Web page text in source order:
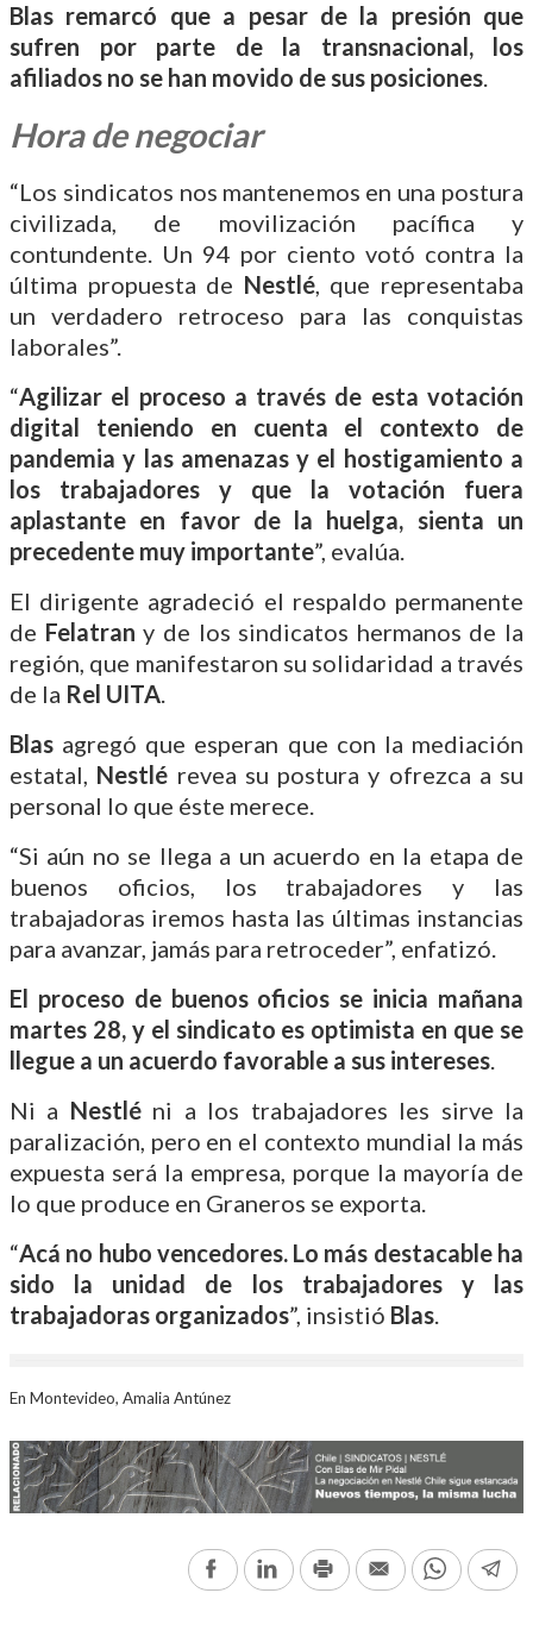
Blas remarcó que a pesar de la presión que
sufren por parte de la transnacional, los
afiliados no se han movido de sus posiciones.
Hora de negociar
“Los sindicatos nos mantenemos en una postura
civilizada, de movilización pacífica y
contundente. Un 94 por ciento votó contra la
última propuesta de Nestlé, que representaba
un verdadero retroceso para las conquistas
laborales”.
“Agilizar el proceso a través de esta votación
digital teniendo en cuenta el contexto de
pandemia y las amenazas y el hostigamiento a
los trabajadores y que la votación fuera
aplastante en favor de la huelga, sienta un
precedente muy importante”, evalúa.
El dirigente agradeció el respaldo permanente
de Felatran y de los sindicatos hermanos de la
región, que manifestaron su solidaridad a través
de la Rel UITA.
Blas agregó que esperan que con la mediación
estatal, Nestlé revea su postura y ofrezca a su
personal lo que éste merece.
“Si aún no se llega a un acuerdo en la etapa de
buenos oficios, los trabajadores y las
trabajadoras iremos hasta las últimas instancias
para avanzar, jamás para retroceder”, enfatizó.
El proceso de buenos oficios se inicia mañana
martes 28, y el sindicato es optimista en que se
llegue a un acuerdo favorable a sus intereses.
Ni a Nestléni a los trabajadores les sirve la
paralización, pero en el contexto mundial la más
expuesta será la empresa, porque la mayoría de
lo que produce en Graneros se exporta.
“Acá no hubo vencedores. Lo más destacable ha
sido la unidad de los trabajadores y las
trabajadoras organizados”, insistió Blas.
En Montevideo, Amalia Antúnez
FacebookLinkedInPrint Email